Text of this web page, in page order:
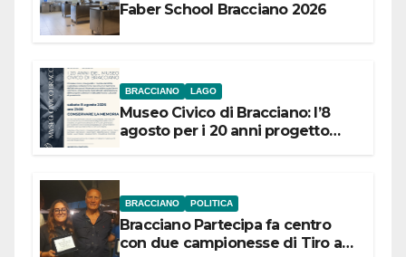
Faber School Bracciano 2026
BRACCIANO LAGO
Museo Civico di Bracciano: l’8
agosto per i 20 anni progetto
BRACCIANO POLITICA
Bracciano Partecipa fa centro
con due campionesse di Tiro a